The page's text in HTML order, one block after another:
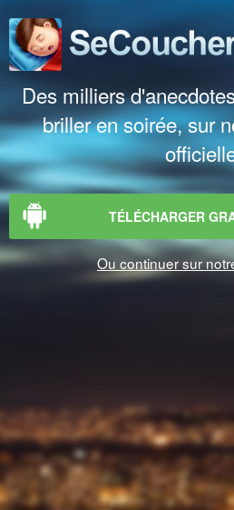
Des milliers
briller en soirée, sur
TÉLÉCHARGER
Ou continuer sur